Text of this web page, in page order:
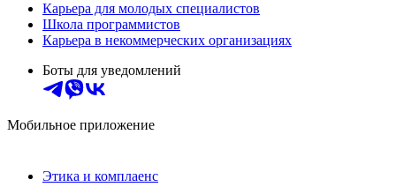
Карьера для молодых специалистов
Школа программистов
Карьера в некоммерческих организациях
Боты для уведомлений
Мобильное приложение
Этика и комплаенс